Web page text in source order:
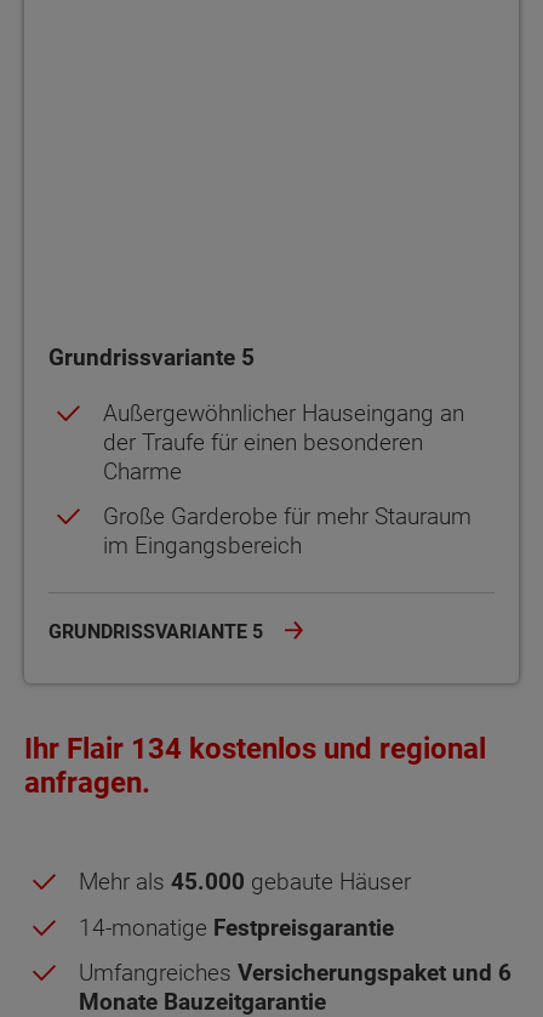
Grundrissvariante 5
Außergewöhnlicher Hauseingang an
der Traufe für einen besonderen
Charme
Große Garderobe für mehr Stauraum
im Eingangsbereich
GRUNDRISSVARIANTE 5
Ihr Flair 134 kostenlos und regional
anfragen.
Mehr als 45.000 gebaute Häuser
14-monatige Festpreisgarantie
Umfangreiches Versicherungspaket und 6
Monate Bauzeitgarantie